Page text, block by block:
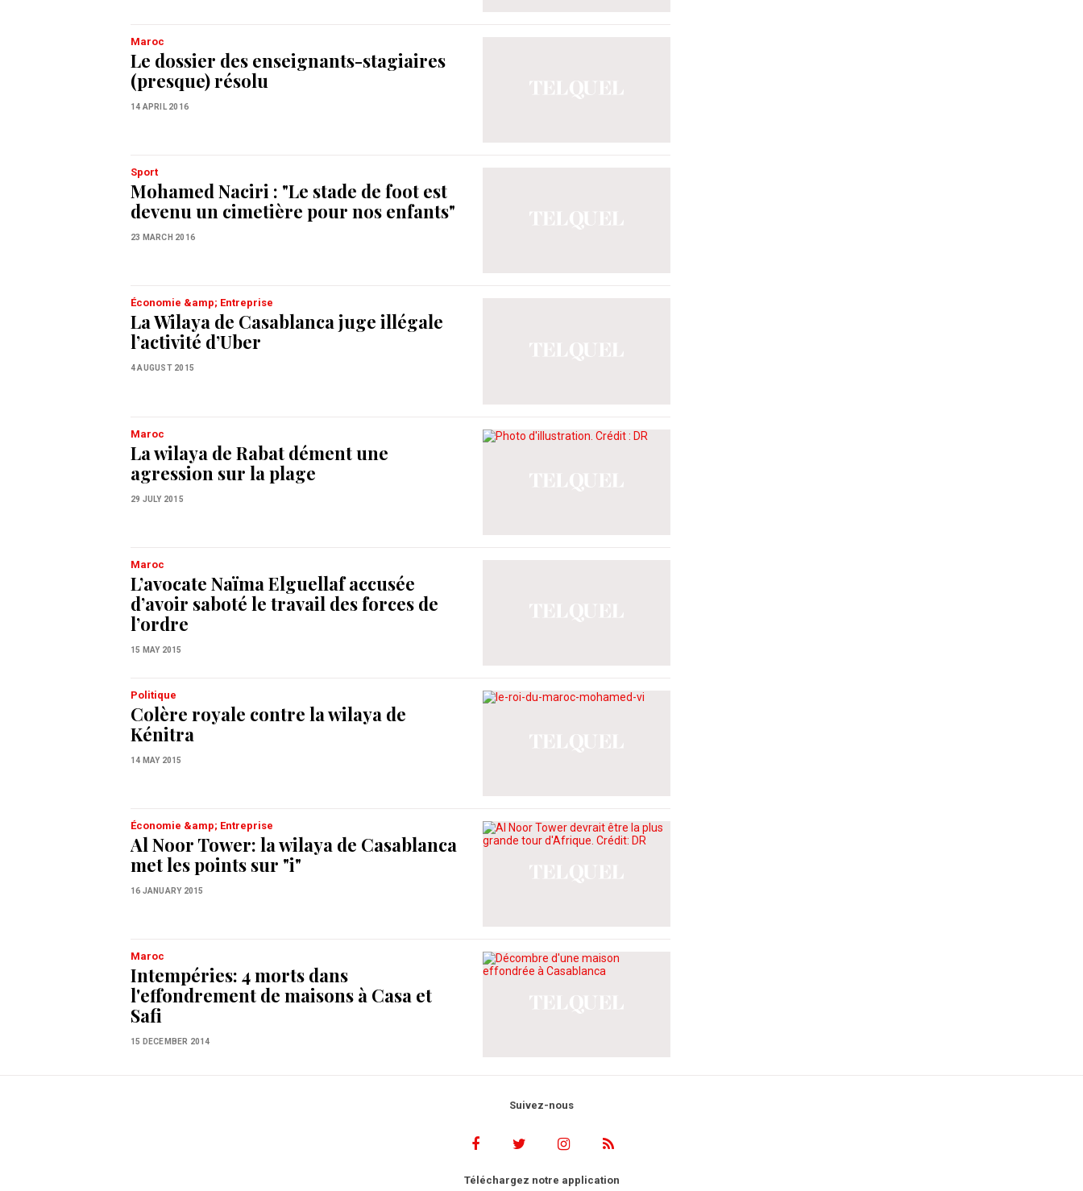
Maroc
Le dossier des enseignants-stagiaires
(presque) résolu
14 APRIL 2016
Sport
Mohamed Naciri : "Le stade de foot est
devenu un cimetière pour nos enfants"
23 MARCH 2016
Économie &amp; Entreprise
La Wilaya de Casablanca juge illégale
l’activité d’Uber
4 AUGUST 2015
Maroc
La wilaya de Rabat dément une
agression sur la plage
29 JULY 2015
Maroc
L’avocate Naïma Elguellaf accusée
d’avoir saboté le travail des forces de
l’ordre
15 MAY 2015
Politique
Colère royale contre la wilaya de
Kénitra
14 MAY 2015
Économie &amp; Entreprise
Al Noor Tower: la wilaya de Casablanca
met les points sur "i"
16 JANUARY 2015
Maroc
Intempéries: 4 morts dans
l'effondrement de maisons à Casa et
Safi
15 DECEMBER 2014
Suivez-nous
Téléchargez notre application